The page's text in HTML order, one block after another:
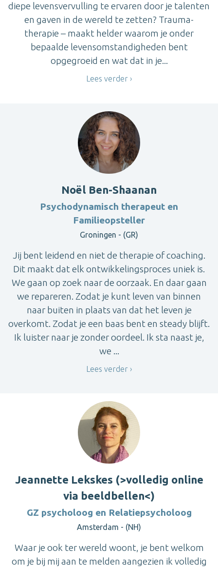
diepe levensvervulling te ervaren door je talenten
en gaven in de wereld te zetten? Trauma-
therapie – maakt helder waarom je onder
bepaalde levensomstandigheden bent
opgegroeid en wat dat in je...
Lees verder
Noël Ben-Shaanan
Psychodynamisch therapeut en
Familieopsteller
Groningen - (GR)
Jij bent leidend en niet de therapie of coaching.
Dit maakt dat elk ontwikkelingsproces uniek is.
We gaan op zoek naar de oorzaak. En daar gaan
we repareren. Zodat je kunt leven van binnen
naar buiten in plaats van dat het leven je
overkomt. Zodat je een baas bent en steady blijft.
Ik luister naar je zonder oordeel. Ik sta naast je,
we ...
Lees verder
Jeannette Lekskes (>volledig online
via beeldbellen<)
GZ psycholoog en Relatiepsycholoog
Amsterdam - (NH)
Waar je ook ter wereld woont, je bent welkom
om je bij mij aan te melden aangezien ik volledig